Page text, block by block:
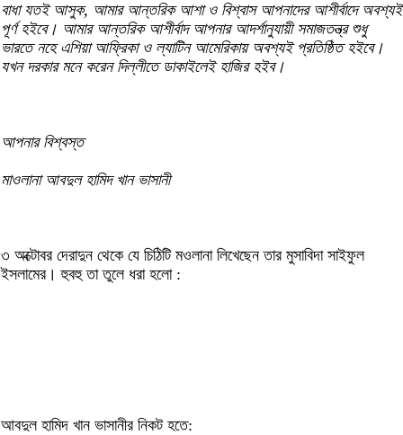
বাধা যতই আসুক, আমার আন্তরিক আশা ও বিশ্বাস আপনাদের আশীর্বাদে অবশ্যই
পূর্ণ হইবে। আমার আন্তরিক আশীর্বাদ আপনার আদর্শানুযায়ী সমাজতন্ত্র শুধু
ভারতে নহে এশিয়া আফ্রিকা ও ল্যাটিন আমেরিকায় অবশ্যই প্রতিষ্ঠিত হইবে।
যখন দরকার মনে করেন দিল্লীতে ডাকাইলেই হাজির হইব।
আপনার বিশ্বস্ত
মাওলানা আবদুল হামিদ খান ভাসানী
৩ অক্টোবর দেরাদুন থেকে যে চিঠিটি মওলানা লিখেছেন তার মুসাবিদা সাইফুল
ইসলামের। হুবহু তা তুলে ধরা হলো :
আবদুল হামিদ খান ভাসানীর নিকট হতে: